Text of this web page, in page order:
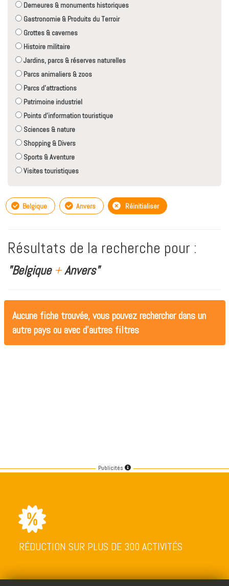
Demeures & monuments historiques
Gastronomie & Produits du Terroir
Grottes & cavernes
Histoire militaire
Jardins, parcs & réserves naturelles
Parcs animaliers & zoos
Parcs d'attractions
Patrimoine industriel
Points d'information touristique
Sciences & nature
Shopping & Divers
Sports & Aventure
Visites touristiques
Belgique Anvers Réinitialiser
Résultats de la recherche pour :
"Belgique +Anvers"
Aucune fiche trouvée, vous pouvez rechercher dans un
autre pays ou avec d'autres filtres
Publicités
RÉDUCTION SUR PLUS DE 300 ACTIVITÉS